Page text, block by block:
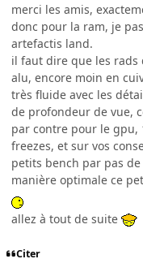
merci les amis,
donc pour la ram, je
artefactis land.
il faut dire que les rads
alu, encore moin en
très fluide avec les
de profondeur de vue,
par contre pour le gpu,
freezes, et sur vos
petits bench par pas
manière optimale ce
allez à tout de suite
Citer